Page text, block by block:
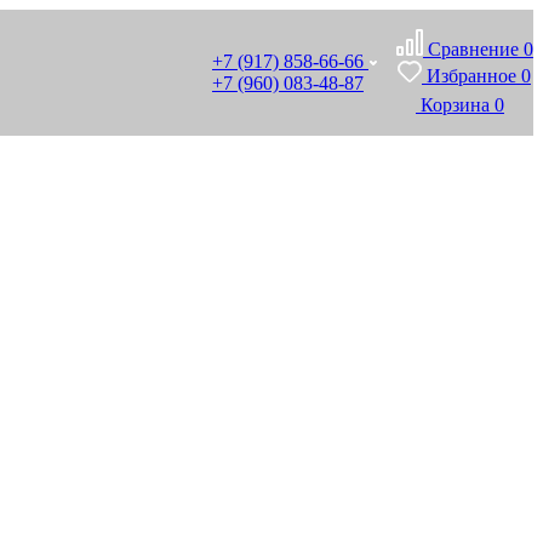
+7 (917) 858-66-66
+7 (960) 083-48-87
Сравнение 0
Избранное 0
Корзина 0